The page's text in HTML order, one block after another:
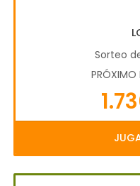
Sorteo
PRÓXIMO